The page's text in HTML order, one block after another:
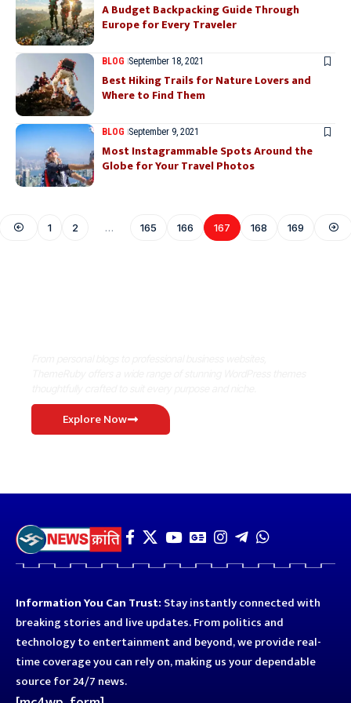
A Budget Backpacking Guide Through
Europe for Every Traveler
BLOG September 18, 2021
Best Hiking Trails for Nature Lovers and
Where to Find Them
BLOG September 9, 2021
Most Instagrammable Spots Around the
Globe for Your Travel Photos
1 2 … 165 166 167 168 169
Explore Now
Information You Can Trust: Stay instantly connected with
breaking stories and live updates. From politics and
technology to entertainment and beyond, we provide real-
time coverage you can rely on, making us your dependable
source for 24/7 news.